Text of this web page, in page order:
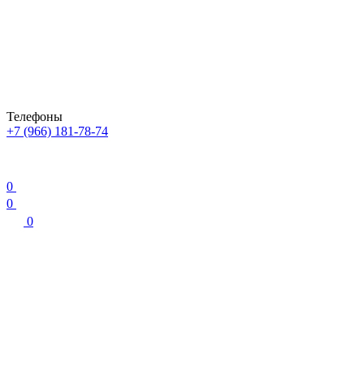
Телефоны
+7 (966) 181-78-74
0
0
0